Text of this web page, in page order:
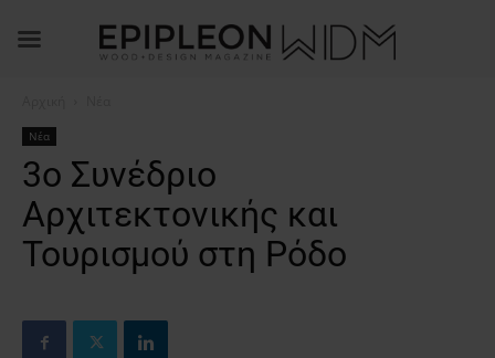
Νέα
3ο Συνέδριο
Αρχιτεκτονικής και
Τουρισμού στη Ρόδο